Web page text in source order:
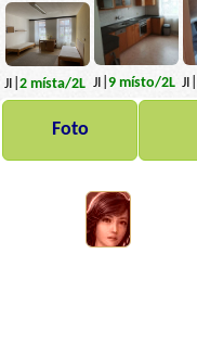
JI| 2 místa/2L JI| 9místo/2L JI|
Foto